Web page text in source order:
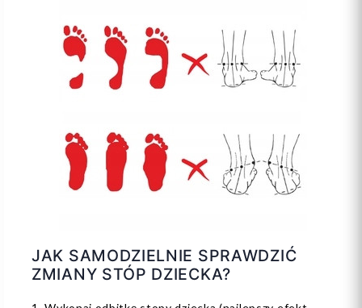
JAK SAMODZIELNIE SPRAWDZIĆ
ZMIANY STÓP DZIECKA?